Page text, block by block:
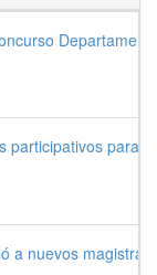
participativos para
a nuevos